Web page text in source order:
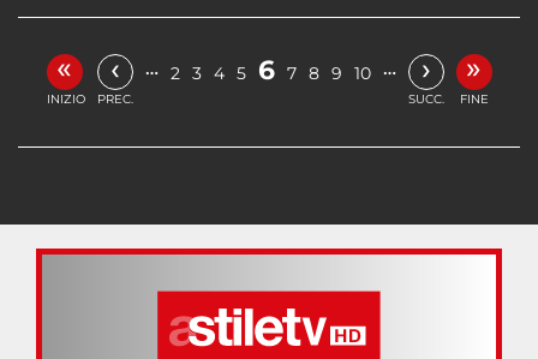
«
INIZIO
‹
PREC.
… 2 3 4 5 6 7 8 9 10 … ›
SUCC.
»
FINE